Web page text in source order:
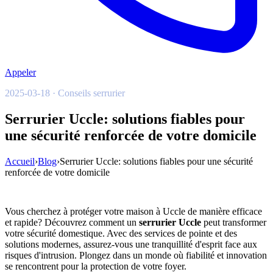
Appeler
2025-03-18 · Conseils serrurier
Serrurier Uccle: solutions fiables pour
une sécurité renforcée de votre domicile
Accueil›Blog›Serrurier Uccle: solutions fiables pour une sécurité
renforcée de votre domicile
Vous cherchez à protéger votre maison à Uccle de manière efficace
et rapide? Découvrez comment un serrurier Uccle peut transformer
votre sécurité domestique. Avec des services de pointe et des
solutions modernes, assurez-vous une tranquillité d'esprit face aux
risques d'intrusion. Plongez dans un monde où fiabilité et innovation
se rencontrent pour la protection de votre foyer.